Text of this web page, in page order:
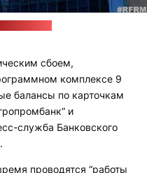
сбоем,
комплексе 9
балансы по карточкам
и
служба Банковского
проводятся “работы